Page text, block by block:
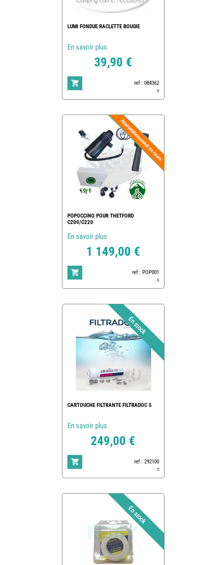
LUMI FONDUE RACLETTE BOUGIE
En savoir plus
39,90 €
ref : 084362
0
POPOCCINO POUR THETFORD
C200/C220
En savoir plus
1 149,00 €
ref : POP001
0
CARTOUCHE FILTRANTE FILTRADOC S
En savoir plus
249,00 €
ref : 292100
2